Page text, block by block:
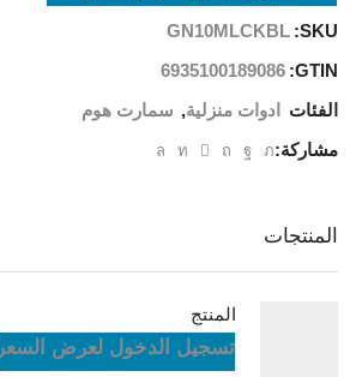
SKU:
GN10MLCKBL
GTIN:
6935100189086
الفئات ادوات منزلية, سمارت هوم
مشاركة:
المنتجات
المنتج
تسجيل الدخول لعرض السعر